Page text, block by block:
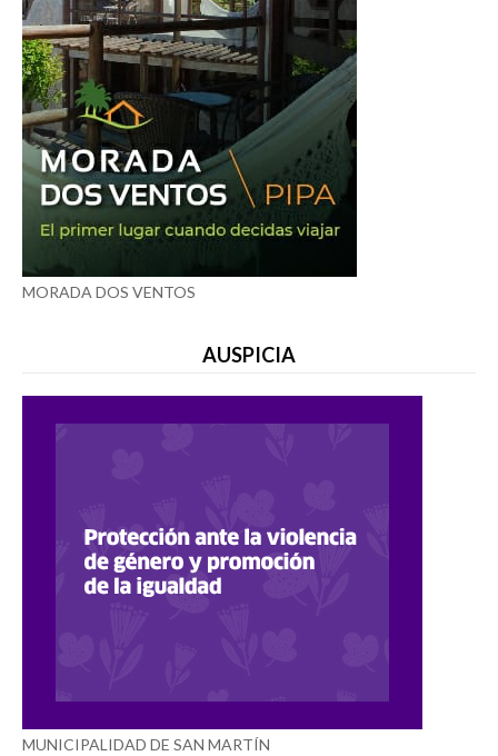
MORADA DOS VENTOS
AUSPICIA
MUNICIPALIDAD DE SAN MARTÍN